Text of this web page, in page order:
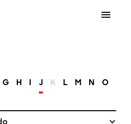
G H I J K L M N O